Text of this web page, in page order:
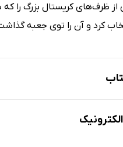
از ظرف‌های کریستال بزرگ را
کرد و آن را توی جعبه
می‌شود